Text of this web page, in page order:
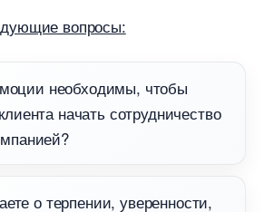
вопросы:
необходимы, чтобы
начать сотрудничество
о терпении, уверенности,